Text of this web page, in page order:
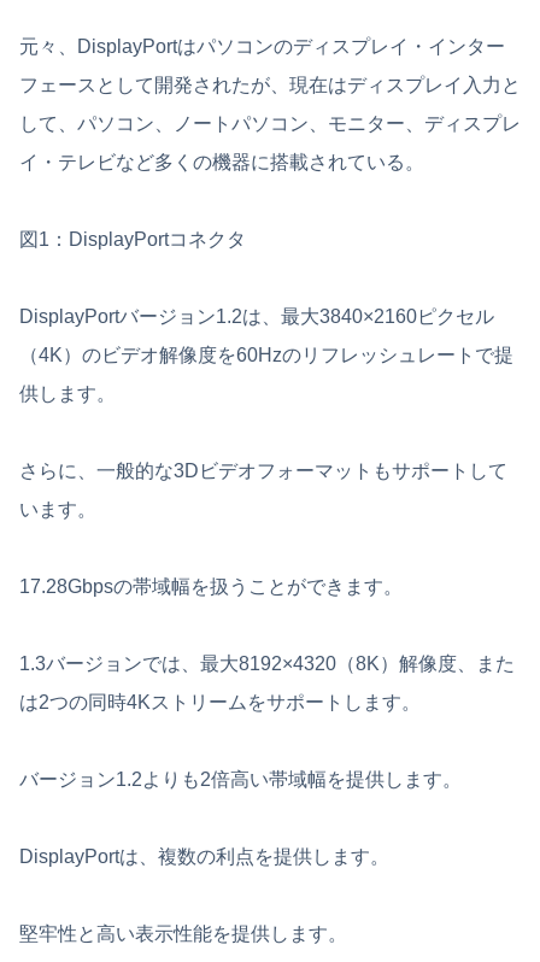
元々、DisplayPortはパソコンのディスプレイ・インター
フェースとして開発されたが、現在はディスプレイ入力と
して、パソコン、ノートパソコン、モニター、ディスプレ
イ・テレビなど多くの機器に搭載されている。
図1：DisplayPortコネクタ
DisplayPortバージョン1.2は、最大3840×2160ピクセル
（4K）のビデオ解像度を60Hzのリフレッシュレートで提
供します。
さらに、一般的な3Dビデオフォーマットもサポートして
います。
17.28Gbpsの帯域幅を扱うことができます。
1.3バージョンでは、最大8192×4320（8K）解像度、また
は2つの同時4Kストリームをサポートします。
バージョン1.2よりも2倍高い帯域幅を提供します。
DisplayPortは、複数の利点を提供します。
堅牢性と高い表示性能を提供します。